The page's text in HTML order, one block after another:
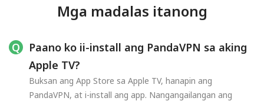
Mga madalas itanong
Paano ko ii-install ang PandaVPN sa aking
Apple TV?
Buksan ang App Store sa Apple TV, hanapin ang
PandaVPN, at i-install ang app. Nangangailangan ang